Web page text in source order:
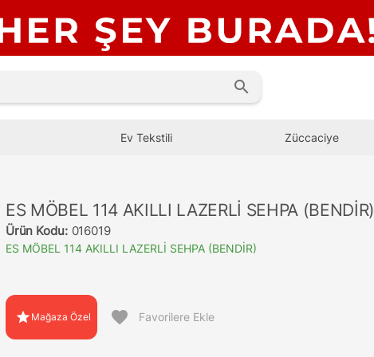
search
Ev Tekstili Züccaciye
ES MÖBEL 114 AKILLI LAZERLİ SEHPA (BENDİR)
Ürün Kodu: 016019
ES MÖBEL 114 AKILLI LAZERLİ SEHPA (BENDİR)
star Mağaza Özel favorite Favorilere Ekle